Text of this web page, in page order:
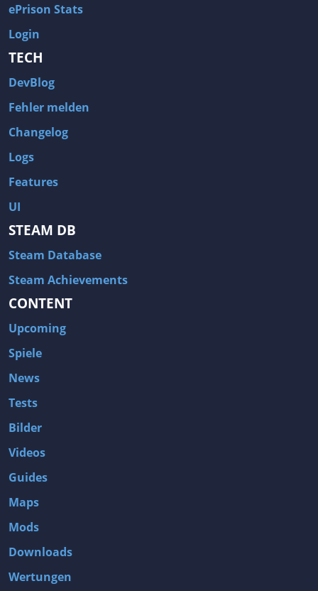
ePrison Stats
Login
TECH
DevBlog
Fehler melden
Changelog
Logs
Features
UI
STEAM DB
Steam Database
Steam Achievements
CONTENT
Upcoming
Spiele
News
Tests
Bilder
Videos
Guides
Maps
Mods
Downloads
Wertungen